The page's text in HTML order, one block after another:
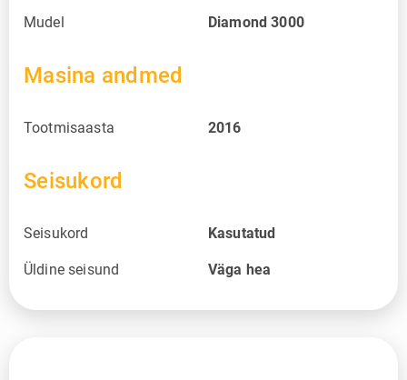
Mudel Diamond 3000
Masina andmed
Tootmisaasta 2016
Seisukord
Seisukord Kasutatud
Üldine seisund Väga hea